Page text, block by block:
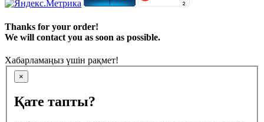
Thanks for your order!
We will contact you as soon as possible.
Хабарламаңыз үшін рақмет!
×
Қате тапты?